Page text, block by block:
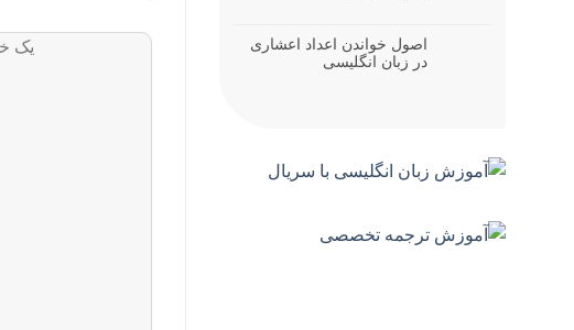
اصول خواندن اعداد اعشاری
در زبان انگلیسی